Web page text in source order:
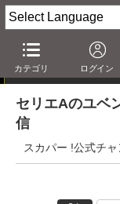
カテゴリ ログイン
ニュース
セリエAのユベ
信
スカパー !公式チ